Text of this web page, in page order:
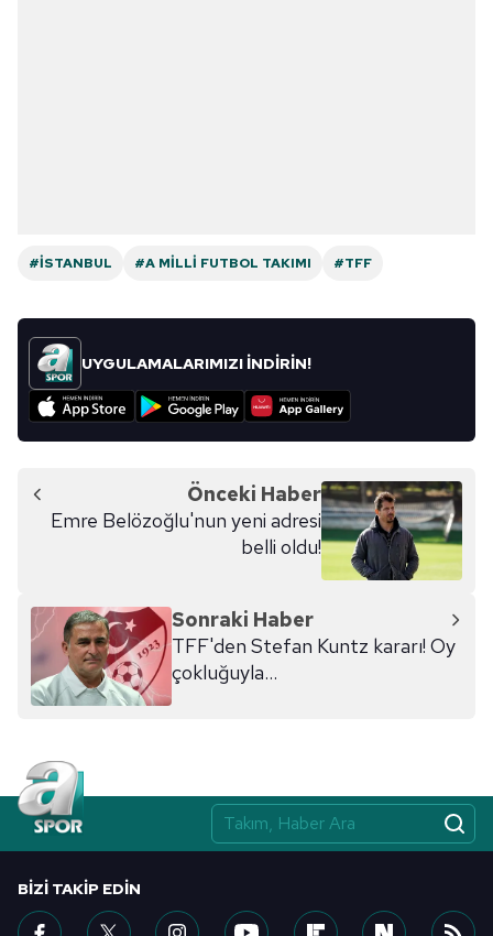
#İSTANBUL #A MILLI FUTBOL TAKIMI #TFF
UYGULAMALARIMIZI İNDİRİN!
Önceki Haber
Emre Belözoğlu'nun yeni adresi
belli oldu!
Sonraki Haber
TFF'den Stefan Kuntz kararı! Oy
çokluğuyla...
BIZI TAKIP EDIN